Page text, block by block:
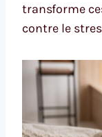
transforme
contre le